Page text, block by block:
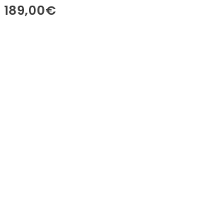
189,00€